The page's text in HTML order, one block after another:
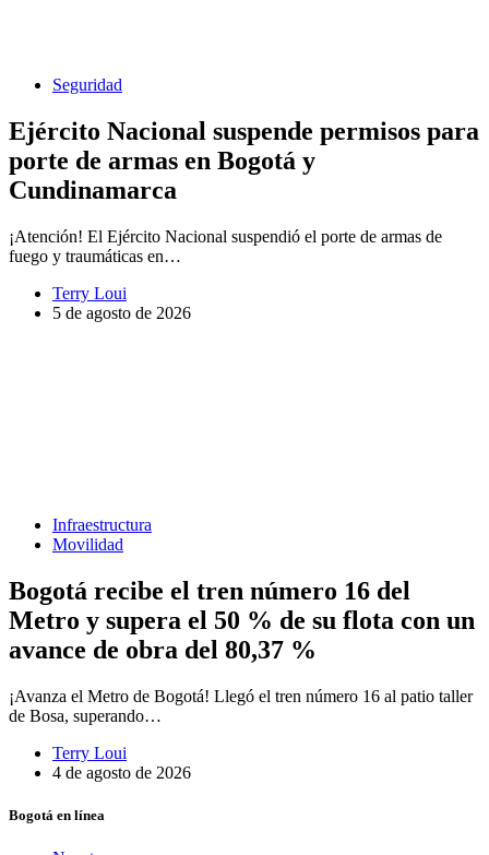
Seguridad
Ejército Nacional suspende permisos para
porte de armas en Bogotá y
Cundinamarca
¡Atención! El Ejército Nacional suspendió el porte de armas de
fuego y traumáticas en…
Terry Loui
5 de agosto de 2026
Infraestructura
Movilidad
Bogotá recibe el tren número 16 del
Metro y supera el 50 % de su flota con un
avance de obra del 80,37 %
¡Avanza el Metro de Bogotá! Llegó el tren número 16 al patio taller
de Bosa, superando…
Terry Loui
4 de agosto de 2026
Bogotá en línea